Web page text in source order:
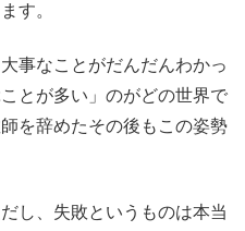
す。
事なことがだんだんわかっ
とが多い」のがどの世界で
を辞めたその後もこの姿勢
し、失敗というものは本当